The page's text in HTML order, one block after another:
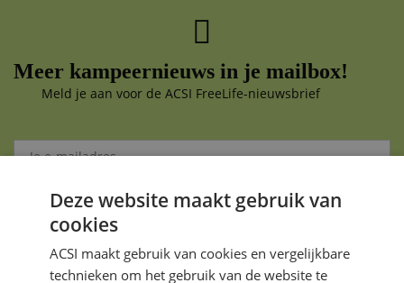
Meer kampeernieuws in je mailbox!
Meld je aan voor de ACSI FreeLife-nieuwsbrief
Aanmelden
Je gegevens zijn veilig en worden niet gedeeld met anderen
Deze website maakt gebruik van
cookies
ACSI maakt gebruik van cookies en vergelijkbare
technieken om het gebruik van de website te